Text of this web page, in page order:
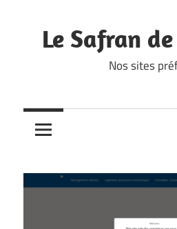
content
Le Safran
Nos sites